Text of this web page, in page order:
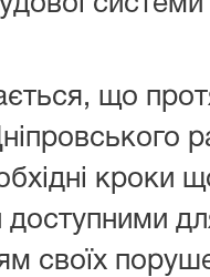
що
кроки
своїх